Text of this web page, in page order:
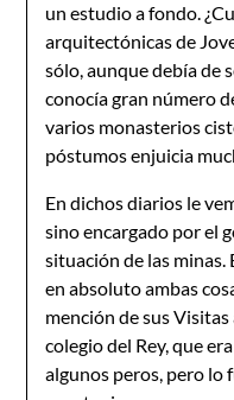
un estudio a fondo.
arquitectónicas de
sólo, aunque debía de
conocía gran número
varios monasterios
póstumos enjuicia
En dichos diarios le
sino encargado por el
situación de las
en absoluto ambas
mención de sus
colegio del Rey, que
algunos peros, pero lo